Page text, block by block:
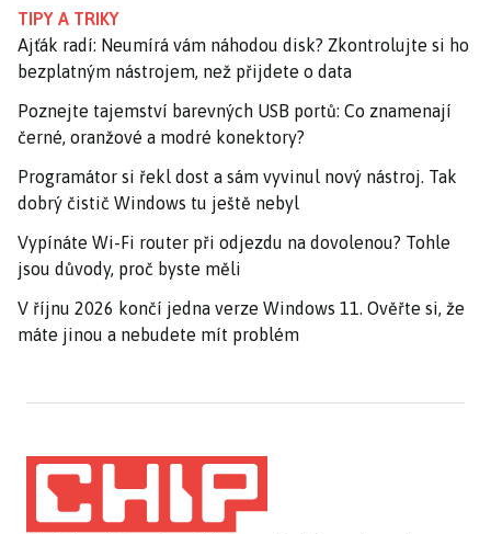
TIPY A TRIKY
Ajťák radí: Neumírá vám náhodou disk? Zkontrolujte si ho
bezplatným nástrojem, než přijdete o data
Poznejte tajemství barevných USB portů: Co znamenají
černé, oranžové a modré konektory?
Programátor si řekl dost a sám vyvinul nový nástroj. Tak
dobrý čistič Windows tu ještě nebyl
Vypínáte Wi-Fi router při odjezdu na dovolenou? Tohle
jsou důvody, proč byste měli
V říjnu 2026 končí jedna verze Windows 11. Ověřte si, že
máte jinou a nebudete mít problém